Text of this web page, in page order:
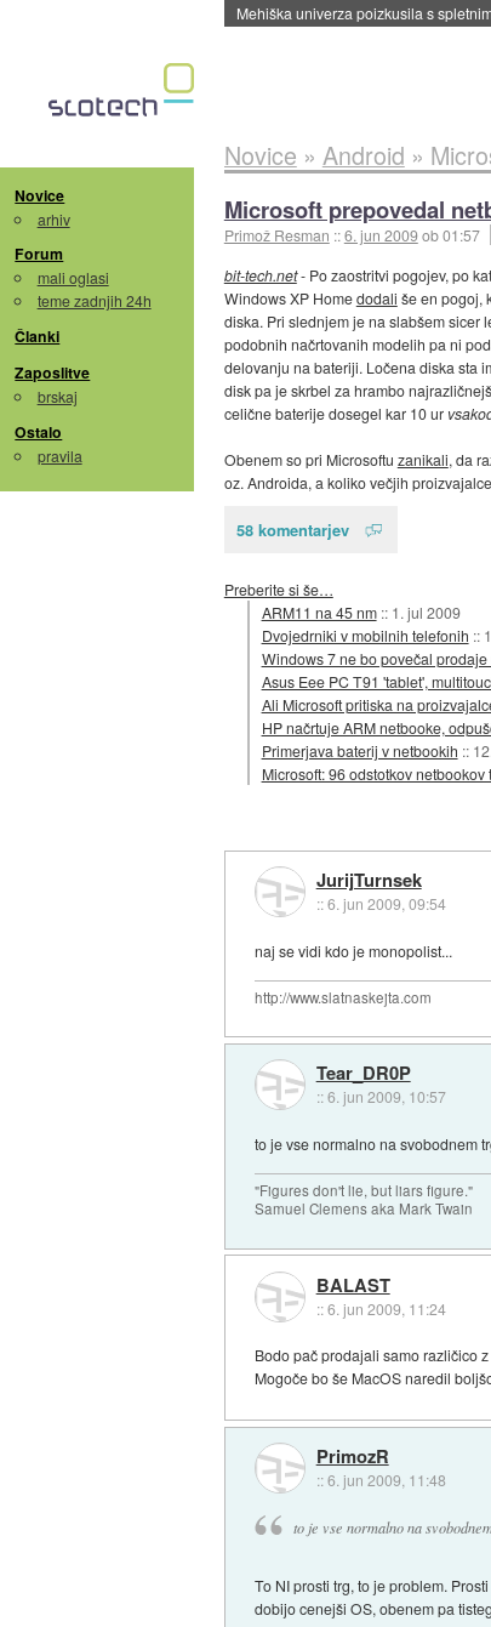
Evropska vesoljska agencija razvija
Novice
arhiv
Forum
mali oglasi
teme zadnjih 24h
Članki
Zaposlitve
brskaj
Ostalo
pravila
Novice » Android »
Microsoft prepovedal
Primož Resman ::6. jun 2009ob 01:57
bit-tech.net- Po zaostritvi pogojev, po
Windows XP Homedodali še en pogoj,
diska. Pri slednjem je na slabšem sicer
podobnih načrtovanih modelih pa ni
delovanju na bateriji. Ločena diska sta
disk pa je skrbel za hrambo
celične baterije dosegel kar 10 ur
Obenem so pri Microsoftu zanikali, da
oz. Androida, a koliko večjih
58 komentarjev
Preberite si še…
ARM11 na 45 nm :: 1. jul 2009
Dvojedrniki v mobilnih telefonih ::
Windows 7 ne bo povečal
Asus Eee PC T91 'tablet',
Ali Microsoft pritiska na
HP načrtuje ARM netbooke,
Primerjava baterij v netbookih ::
Microsoft: 96 odstotkov
JurijTurnsek
::6. jun 2009, 09:54
naj se vidi kdo je monopolist...
http://www.slatnaskejta.com
Tear_DR0P
::6. jun 2009, 10:57
to je vse normalno na svobodnem
"Figures don't lie, but liars figure."
Samuel Clemens aka Mark Twain
BALAST
::6. jun 2009, 11:24
Bodo pač prodajali samo različico
Mogoče bo še MacOS naredil
PrimozR
::6. jun 2009, 11:48
to je vse normalno na
To NI prosti trg, to je problem.
dobijo cenejši OS, obenem pa